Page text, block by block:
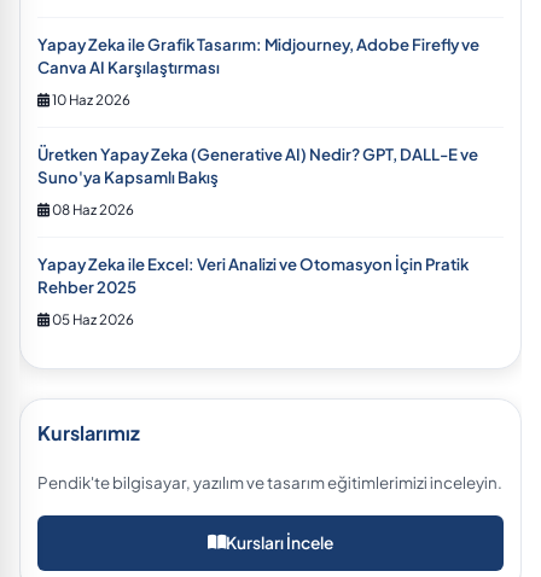
Yapay Zeka ile Grafik Tasarım: Midjourney, Adobe Firefly ve
Canva AI Karşılaştırması
10 Haz 2026
Üretken Yapay Zeka (Generative AI) Nedir? GPT, DALL-E ve
Suno'ya Kapsamlı Bakış
08 Haz 2026
Yapay Zeka ile Excel: Veri Analizi ve Otomasyon İçin Pratik
Rehber 2025
05 Haz 2026
Kurslarımız
Pendik'te bilgisayar, yazılım ve tasarım eğitimlerimizi inceleyin.
Kursları İncele